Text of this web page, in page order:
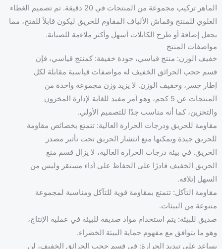
الماهر تركيب مجموعة من المنتجات في 20 دقيقة. تم تصميم الغطاء
العلوي للمنتج وقماش الألياف المقاوم للحريق ليكون قابلاً للفتح، مما
يجعل إضافة أو طرح الكابلات أسهل وأكثر ملاءمة للصيانة.
مواصفات المنتج
خفيف الوزن: منتج قياسي، جودة خفيفة: كمنتج قياسي، فإن
قسم حجب الحرائق الخفيف له مواصفات قياسية مقابلة لكل
إطار جسر، وخفيف الوزن. لا يزيد وزن مجموعة واحدة من
المنتجات عن 5 كجم، وهو أمر مفيد للغاية لإدارة المخزون
والتخزين، كما أنه مناسب جدًا للتصميم الأولي.
مقاومة للحريق ودرجات الحرارة العالية: تتمتع بخصائص مقاومة
للحريق جيدة ويمكنها منع انتشار الحريق تحت تأثير مصدر
الحريق. في بيئة درجات الحرارة العالية، لا يزال قسم منع
الحريق الخفيف قادرًا على الحفاظ على أداء مستقر وليس من
السهل إتلافه.
مقاومة التآكل: تتمتع بمقاومة قوية للتآكل ومناسبة لمجموعة
متنوعة من البيئات.
صديق للبيئة: يتم استخدام مواد صديقة للبيئة في عملية الإنتاج،
وهو ما يتوافق مع مفهوم حماية البيئة الخضراء.
يساعد على تبديد الحرارة: في قسم حجب الحرائق الخفيف، لن